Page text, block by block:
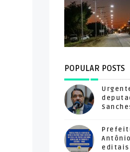
POPULAR POSTS
editais